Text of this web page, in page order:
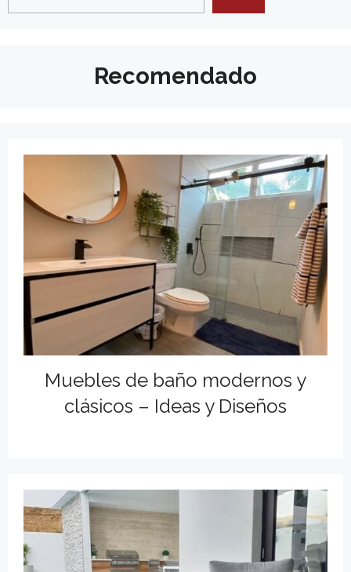
Recomendado
Muebles de baño modernos y
clásicos – Ideas y Diseños